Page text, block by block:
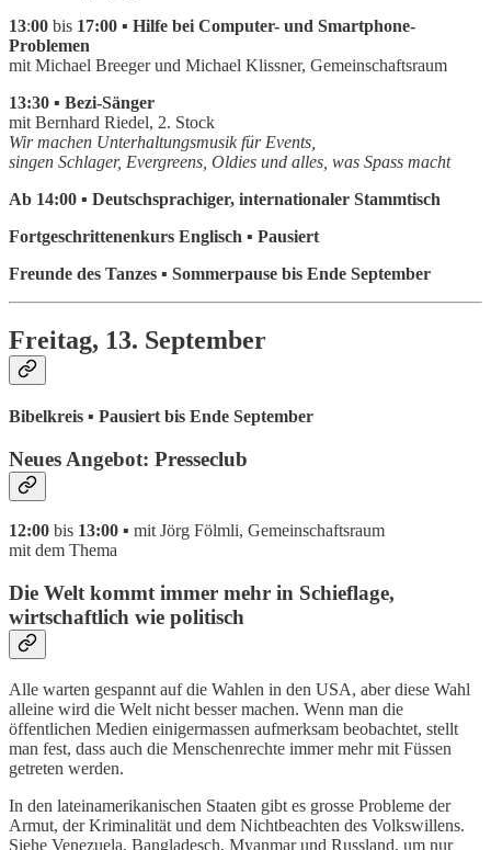
13:00 bis 17:00 ▪ Hilfe bei Computer- und Smartphone-
Problemen
mit Michael Breeger und Michael Klissner, Gemeinschaftsraum
13:30 ▪ Bezi-Sänger
mit Bernhard Riedel, 2. Stock
Wir machen Unterhaltungsmusik für Events,
singen Schlager, Evergreens, Oldies und alles, was Spass macht
Ab 14:00 ▪ Deutschsprachiger, internationaler Stammtisch
Fortgeschrittenenkurs Englisch ▪ Pausiert
Freunde des Tanzes ▪ Sommerpause bis Ende September
Freitag, 13. September
Bibelkreis ▪ Pausiert bis Ende September
Neues Angebot: Presseclub
12:00 bis 13:00 ▪ mit Jörg Fölmli, Gemeinschaftsraum
mit dem Thema
Die Welt kommt immer mehr in Schieflage,
wirtschaftlich wie politisch
Alle warten gespannt auf die Wahlen in den USA, aber diese Wahl
alleine wird die Welt nicht besser machen. Wenn man die
öffentlichen Medien einigermassen aufmerksam beobachtet, stellt
man fest, dass auch die Menschenrechte immer mehr mit Füssen
getreten werden.
In den lateinamerikanischen Staaten gibt es grosse Probleme der
Armut, der Kriminalität und dem Nichtbeachten des Volkswillens.
Siehe Venezuela, Bangladesch, Myanmar und Russland, um nur